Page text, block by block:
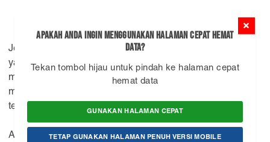
Apakah Anda ingin menggunakan Halaman Cepat Hemat
Data?
Tekan tombol hijau untuk pindah ke halaman cepat
hemat data
GUNAKAN HALAMAN CEPAT
TETAP GUNAKAN HALAMAN PENUH VERSI MOBILE
Jenis analisa ini lebih menelaah grafik dan indikator
yang tersedia di platform trading. Analisa teknis
mencakup bentuk-bentuk pola pergerakan harga untuk
menentukan probabilitas entry maupun exit yang
tertinggi.
Adanya interpretasi dan aplikasi saat ini telah